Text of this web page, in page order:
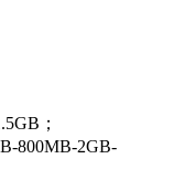
；
800MB-2GB-